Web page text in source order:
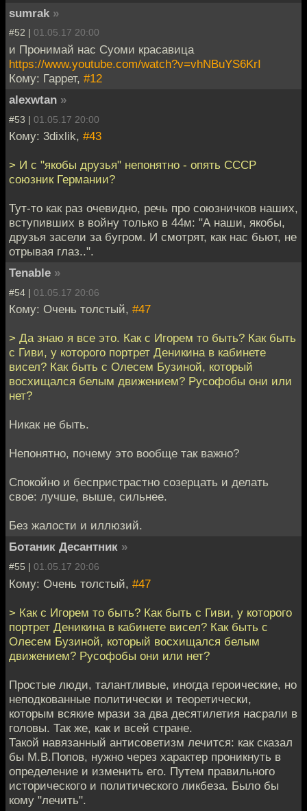
sumrаk »
#52 | 01.05.17 20:00
и Пронимай нас Суоми красавица
https://www.youtube.com/watch?v=vhNBuYS6KrI
Кому: Гаррет, #12
alexwtan »
#53 | 01.05.17 20:00
Кому: 3dixlik, #43
> И с "якобы друзья" непонятно - опять СССР
союзник Германии?
Тут-то как раз очевидно, речь про союзничков наших,
вступивших в войну только в 44м: "А наши, якобы,
друзья засели за бугром. И смотрят, как нас бьют, не
отрывая глаз..".
Tenable »
#54 | 01.05.17 20:06
Кому: Очень толстый, #47
> Да знаю я все это. Как с Игорем то быть? Как быть
с Гиви, у которого портрет Деникина в кабинете
висел? Как быть с Олесем Бузиной, который
восхищался белым движением? Русофобы они или
нет?
Никак не быть.
Непонятно, почему это вообще так важно?
Спокойно и беспристрастно созерцать и делать
свое: лучше, выше, сильнее.
Без жалости и иллюзий.
Ботаник Десантник »
#55 | 01.05.17 20:06
Кому: Очень толстый, #47
> Как с Игорем то быть? Как быть с Гиви, у которого
портрет Деникина в кабинете висел? Как быть с
Олесем Бузиной, который восхищался белым
движением? Русофобы они или нет?
Простые люди, талантливые, иногда героические, но
неподкованные политически и теоретически,
которым всякие мрази за два десятилетия насрали в
головы. Так же, как и всей стране.
Такой навязанный антисоветизм лечится: как сказал
бы М.В.Попов, нужно через характер проникнуть в
определение и изменить его. Путем правильного
исторического и политического ликбеза. Было бы
кому "лечить".